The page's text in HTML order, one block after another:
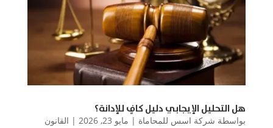
هل التحليل الإيجابي دليل كافٍ للإدانة؟
بواسطة شركة اسس للمحاماة | مايو 23, 2026 | القانون